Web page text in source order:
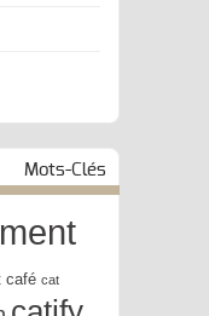
Mots-Clés
café cat